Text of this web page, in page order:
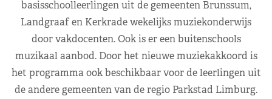
basisschoolleerlingen uit de gemeenten Brunssum,
Landgraaf en Kerkrade wekelijks muziekonderwijs
door vakdocenten. Ook is er een buitenschools
muzikaal aanbod. Door het nieuwe muziekakkoord is
het programma ook beschikbaar voor de leerlingen uit
de andere gemeenten van de regio Parkstad Limburg.